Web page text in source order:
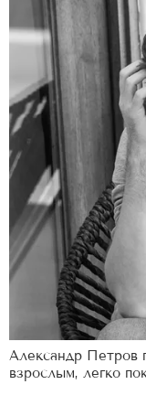
Александр Петров
взрослым, легко